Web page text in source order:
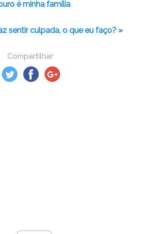
Compartilhar:
é minha família
sentir culpada, o que eu faço? »